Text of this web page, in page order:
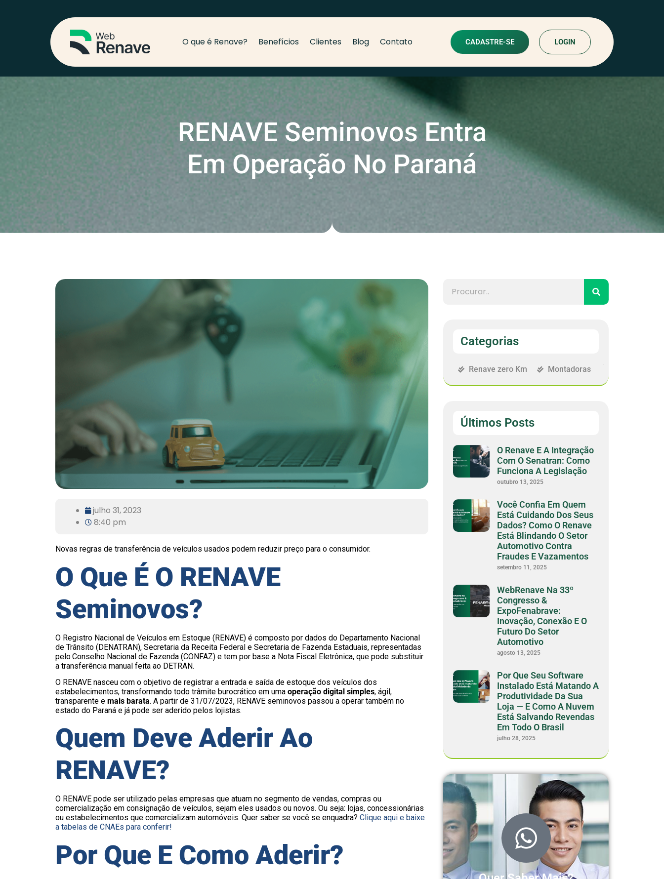
O que é Renave? Benefícios Clientes Blog Contato CADASTRE-SE LOGIN
RENAVE Seminovos Entra
Em Operação No Paraná
julho 31, 2023
8:40 pm
Novas regras de transferência de veículos usados podem reduzir preço para o consumidor.
O Que É O RENAVE
Seminovos?
O Registro Nacional de Veículos em Estoque (RENAVE) é composto por dados do Departamento Nacional
de Trânsito (DENATRAN), Secretaria da Receita Federal e Secretaria de Fazenda Estaduais, representadas
pelo Conselho Nacional de Fazenda (CONFAZ) e tem por base a Nota Fiscal Eletrônica, que pode substituir
a transferência manual feita ao DETRAN.
O RENAVE nasceu com o objetivo de registrar a entrada e saída de estoque dos veículos dos
estabelecimentos, transformando todo trâmite burocrático em uma operação digital simples, ágil,
transparente e mais barata. A partir de 31/07/2023, RENAVE seminovos passou a operar também no
estado do Paraná e já pode ser aderido pelos lojistas.
Quem Deve Aderir Ao
RENAVE?
O RENAVE pode ser utilizado pelas empresas que atuam no segmento de vendas, compras ou
comercialização em consignação de veículos, sejam eles usados ou novos. Ou seja: lojas, concessionárias
ou estabelecimentos que comercializam automóveis. Quer saber se você se enquadra? Clique aqui e baixe
a tabelas de CNAEs para conferir!
Por Que E Como Aderir?
Categorias
Renave zero Km Montadoras
Últimos Posts
O Renave E A Integração
Com O Senatran: Como
Funciona A Legislação
outubro 13, 2025
Você Confia Em Quem
Está Cuidando Dos Seus
Dados? Como O Renave
Está Blindando O Setor
Automotivo Contra
Fraudes E Vazamentos
setembro 11, 2025
WebRenave Na 33º
Congresso &
ExpoFenabrave:
Inovação, Conexão E O
Futuro Do Setor
Automotivo
agosto 13, 2025
Por Que Seu Software
Instalado Está Matando A
Produtividade Da Sua
Loja — E Como A Nuvem
Está Salvando Revendas
Em Todo O Brasil
julho 28, 2025